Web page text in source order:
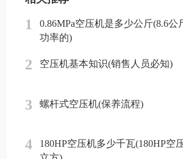
1
0.86MPa空压机是多少公斤(8.6公
功率的)
2 空压机基本知识(销售人员必知)
3 螺杆式空压机(保养流程)
4
180HP空压机多少千瓦(180HP空